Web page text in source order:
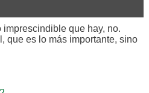
que hay, no.
que es lo más importante, sino